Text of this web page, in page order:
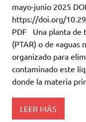
mayo-junio 2025
https://doi.org/
PDF Una planta de
(PTAR) o de «aguas
organizado para
contaminado este
donde la materia
LEER MÁS